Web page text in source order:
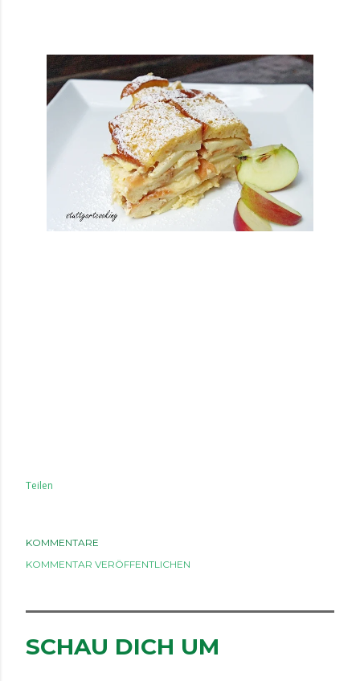
Teilen
KOMMENTARE
KOMMENTAR VERÖFFENTLICHEN
SCHAU DICH UM